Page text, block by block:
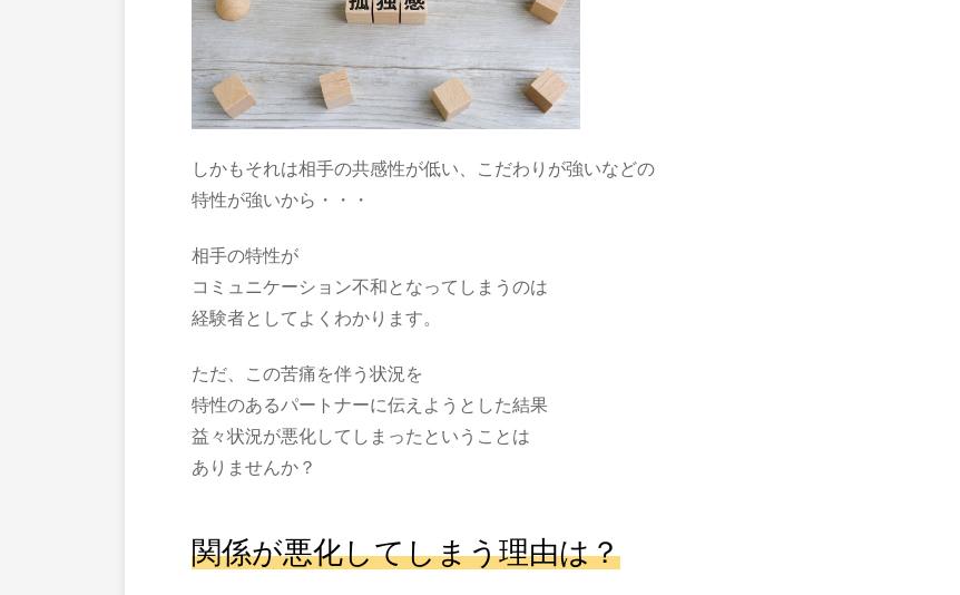
しかもそれは相手の共感性が低い、こだわりが強いなどの
特性が強いから・・・
相手の特性が
コミュニケーション不和となってしまうのは
経験者としてよくわかります。
ただ、この苦痛を伴う状況を
特性のあるパートナーに伝えようとした結果
益々状況が悪化してしまったということは
ありませんか？
関係が悪化してしまう理由は？